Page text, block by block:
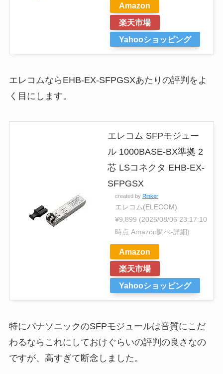
Amazon
楽天市場
Yahooショッピング
エレコムならEHB-EX-SFPGSXあたりの評判をよ
く目にします。
エレコム SFPモジュー
ル 1000BASE-BX準拠 2
芯 LSコネクタ EHB-EX-
SFPGSX
created by Rinker
エレコム(ELECOM)
¥9,899 (2026/08/06 23:17:10
時点 Amazon調べ-詳細)
Amazon
楽天市場
Yahooショッピング
特にパナソニックのSFPモジュールは音質にこだ
わるならこれにしておけぐらいの評判の良さなの
ですが、高すぎて断念しました。